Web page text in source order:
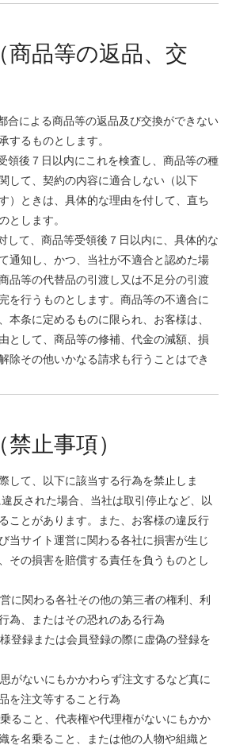
商品等の返品、交
合による商品等の返品及び交換ができない
するものとします。
領後７日以内にこれを検査し、商品等の種
して、契約の内容に適合しない（以下
）ときは、具体的な理由を付して、直ち
とします。
して、商品等受領後７日以内に、具体的な
通知し、かつ、当社が不適合と認めた場
品等の代替品の引渡し又は不足分の引渡
を行うものとします。商品等の不適合に
本条に定めるものに限られ、お客様は、
として、商品等の修補、代金の減額、損
除その他いかなる請求も行うことはでき
止事項）
して、以下に該当する行為を禁止しま
反された場合、当社は取引停止など、以
ことがあります。また、お客様の違反行
当サイト運営に関わる各社に損害が生じ
その損害を賠償する責任を負うものとし
に関わる各社その他の第三者の権利、利
為、またはその恐れのある行為
登録または会員登録の際に虚偽の登録を
がないにもかかわらず注文するなど真に
を注文等すること行為
ること、代表権や代理権がないにもかか
を名乗ること、または他の人物や組織と